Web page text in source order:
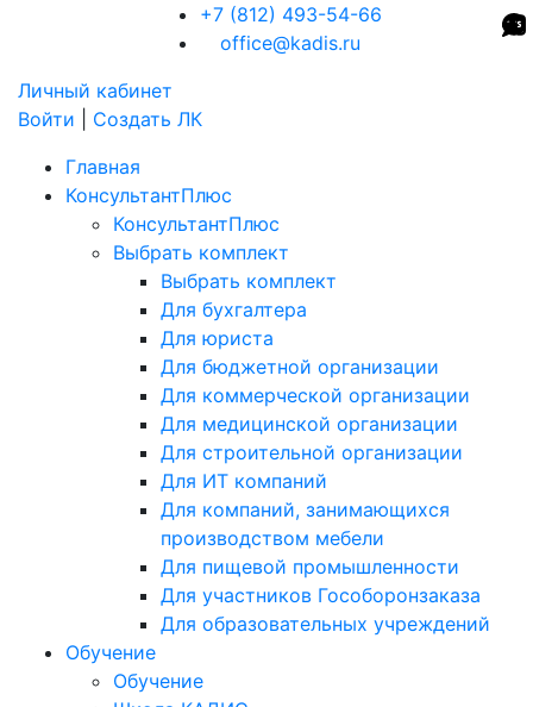
+7 (812) 493-54-66
office@kadis.ru
Личный кабинет
Войти
Создать ЛК
Главная
КонсультантПлюс
КонсультантПлюс
Выбрать комплект
Выбрать комплект
Для бухгалтера
Для юриста
Для бюджетной организации
Для коммерческой организации
Для медицинской организации
Для строительной организации
Для ИТ компаний
Для компаний, занимающихся
производством мебели
Для пищевой промышленности
Для участников Гособоронзаказа
Для образовательных учреждений
Обучение
Обучение